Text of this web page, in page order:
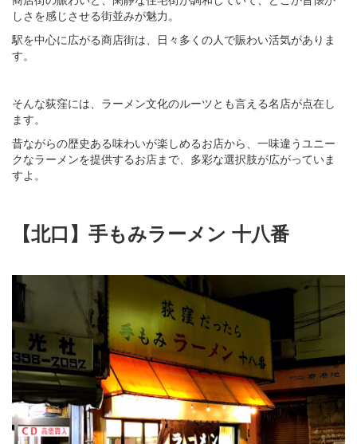
しさを感じさせる街並みが魅力。
駅を中心に広がる商店街は、日々多くの人で賑わい活気がありま
す。
そんな荻窪には、ラーメン文化のルーツとも言える名店が点在し
ます。
昔ながらの歴史ある味わいが楽しめるお店から、一味違うユニー
クなラーメンを提供するお店まで、多彩な選択肢が広がっていま
すよ。
【北口】手もみラーメン 十八番